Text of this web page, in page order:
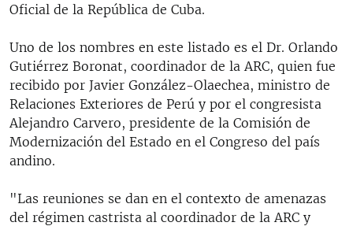
Oficial de la República de Cuba.
Uno de los nombres en este listado es el Dr. Orlando
Gutiérrez Boronat, coordinador de la ARC, quien fue
recibido por Javier González-Olaechea, ministro de
Relaciones Exteriores de Perú y por el congresista
Alejandro Carvero, presidente de la Comisión de
Modernización del Estado en el Congreso del país
andino.
"Las reuniones se dan en el contexto de amenazas
del régimen castrista al coordinador de la ARC y